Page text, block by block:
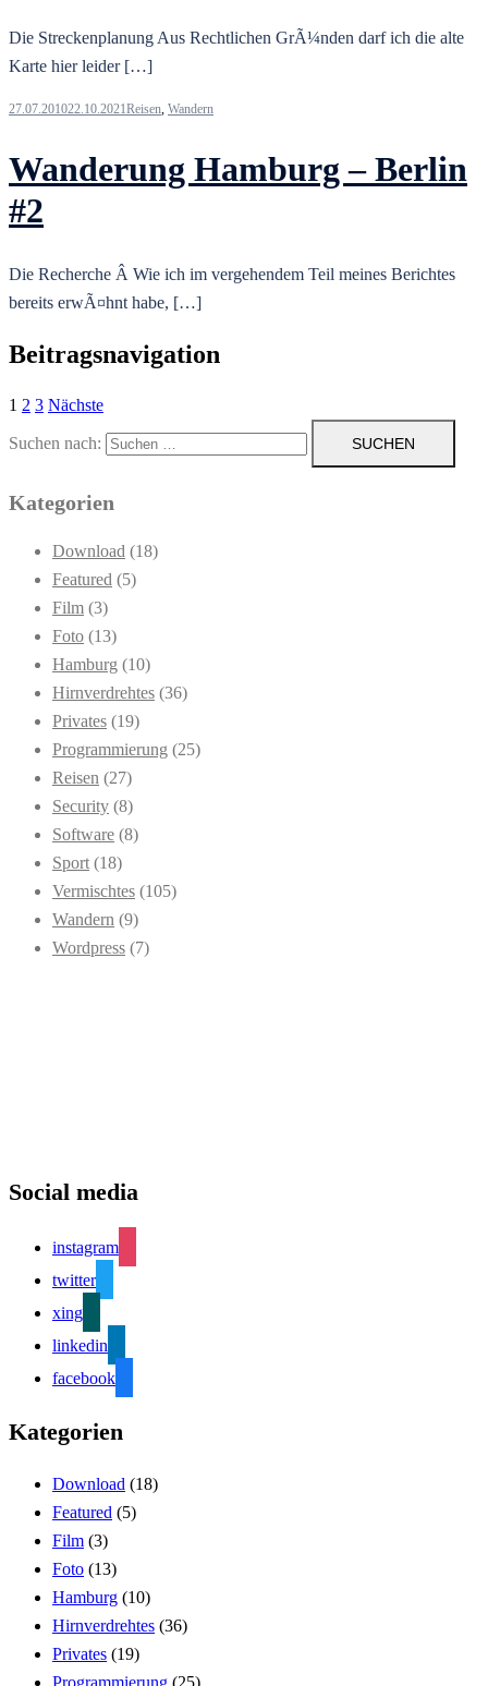
Die Streckenplanung Aus Rechtlichen GrÃ¼nden darf ich die alte
Karte hier leider […]
27.07.201022.10.2021Reisen Wandern
Wanderung Hamburg – Berlin
#2
Die Recherche Â Wie ich im vergehendem Teil meines Berichtes
bereits erwÃ¤hnt habe, […]
Beitragsnavigation
1 2 3 Nächste
Suchen nach:
Kategorien
Download (18)
Featured (5)
Film (3)
Foto (13)
Hamburg (10)
Hirnverdrehtes (36)
Privates (19)
Programmierung (25)
Reisen (27)
Security (8)
Software (8)
Sport (18)
Vermischtes (105)
Wandern (9)
Wordpress (7)
Social media
instagram
twitter
xing
linkedin
facebook
Kategorien
Download (18)
Featured (5)
Film (3)
Foto (13)
Hamburg (10)
Hirnverdrehtes (36)
Privates (19)
Programmierung (25)